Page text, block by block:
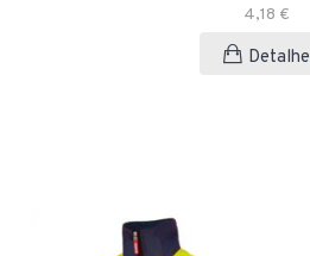
4,18 €
Detalhe